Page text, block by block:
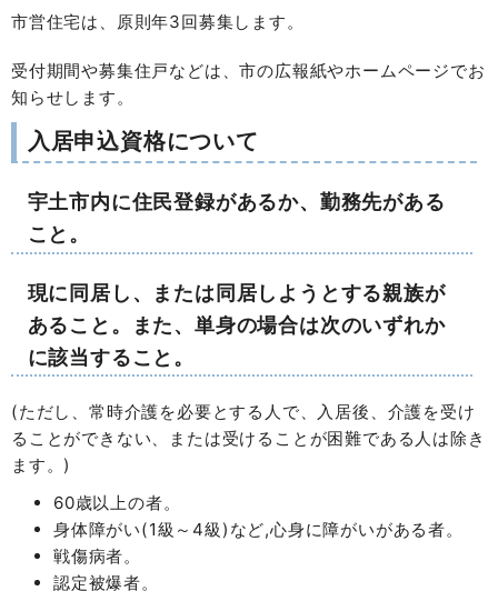
市営住宅は、原則年3回募集します。
受付期間や募集住戸などは、市の広報紙やホームページでお
知らせします。
入居申込資格について
宇土市内に住民登録があるか、勤務先がある
こと。
現に同居し、または同居しようとする親族が
あること。また、単身の場合は次のいずれか
に該当すること。
(ただし、常時介護を必要とする人で、入居後、介護を受け
ることができない、または受けることが困難である人は除き
ます。)
60歳以上の者。
身体障がい(1級～4級)など,心身に障がいがある者。
戦傷病者。
認定被爆者。